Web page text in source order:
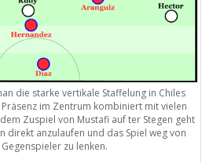
die starke vertikale Staffelung in Chiles
im Zentrum kombiniert mit vielen
Zuspiel von Mustafi auf ter Stegen geht
direkt anzulaufen und das Spiel weg von
zu lenken.